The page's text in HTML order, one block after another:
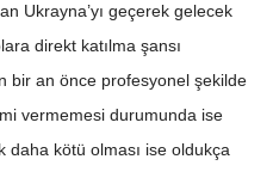
Ukrayna’yı geçerek gelecek
direkt katılma şansı
bir an önce profesyonel şekilde
vermemesi durumunda ise
daha kötü olması ise oldukça